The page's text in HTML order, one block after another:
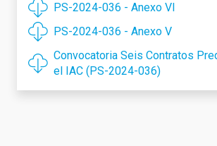
PS-2024-036 - Anexo VI
PS-2024-036 - Anexo V
Convocatoria Seis Contratos
el IAC (PS-2024-036)